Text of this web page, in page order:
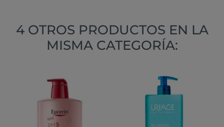
4 OTROS PRODUCTOS EN LA
MISMA CATEGORÍA: